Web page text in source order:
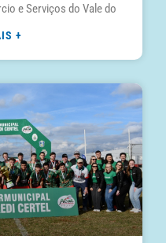
e Serviços do Vale do
+